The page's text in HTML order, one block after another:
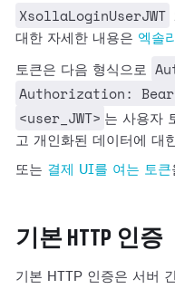
XsollaLoginUserJWT
대한 자세한 내용은 엑솔
토큰은 다음 형식으로
Authorization:
<user_JWT> 는 사용자
고 개인화된 데이터에 대
또는 결제 UI를 여는 토큰
기본 HTTP 인증
기본 HTTP 인증은 서버